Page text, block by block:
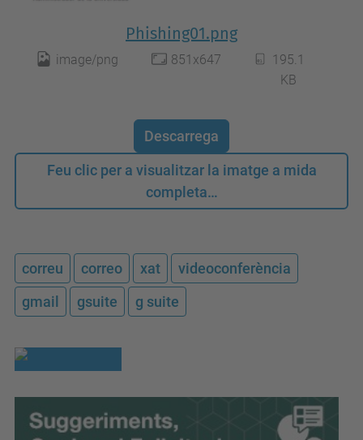
Phishing01.png
image/png 851x647
195.1
KB
Descarrega
Feu clic per a visualitzar la imatge a mida
completa…
correu correo xat
videoconferència
gmail
gsuite g suite